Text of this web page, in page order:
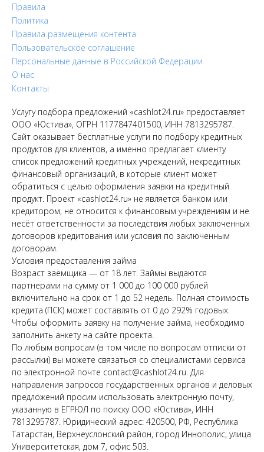
Правила
Политика
Правила размещения контента
Пользовательское соглашение
Персональные данные в Российской Федерации
О нас
Контакты
Услугу подбора предложений «cashlot24.ru» предоставляет
ООО «Юстива», ОГРН 1177847401500, ИНН 7813295787.
Сайт оказывает бесплатные услуги по подбору кредитных
продуктов для клиентов, а именно предлагает клиенту
список предложений кредитных учреждений, некредитных
финансовый организаций, в которые клиент может
обратиться с целью оформления заявки на кредитный
продукт. Проект «cashlot24.ru» не является банком или
кредитором, не относится к финансовым учреждениям и не
несёт ответственности за последствия любых заключенных
договоров кредитования или условия по заключенным
договорам.
Условия предоставления займа
Возраст заёмщика — от 18 лет. Займы выдаются
партнерами на сумму от 1 000 до 100 000 рублей
включительно на срок от 1 до 52 недель. Полная стоимость
кредита (ПСК) может составлять от 0 до 292% годовых.
Чтобы оформить заявку на получение займа, необходимо
заполнить анкету на сайте проекта.
По любым вопросам (в том числе по вопросам отписки от
рассылки) вы можете связаться со специалистами сервиса
по электронной почте contact@cashlot24.ru. Для
направления запросов государственных органов и деловых
предложений просим использовать электронную почту,
указанную в ЕГРЮЛ по поиску ООО «Юстива», ИНН
7813295787. Юридический адрес: 420500, РФ, Республика
Татарстан, Верхнеуслонский район, город Иннополис, улица
Университетская, дом 7, офис 503.